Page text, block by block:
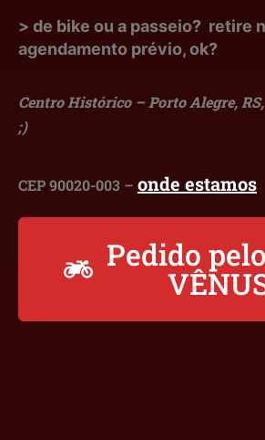
> de bike ou a passeio? retire
agendamento prévio, ok?
Centro Histórico – Porto Alegre,
;)
CEP 90020-003 – onde estamos
Pedido